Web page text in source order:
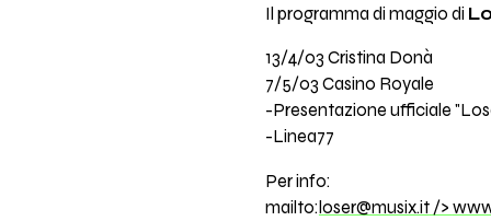
Il programma di maggio di
13/4/03 Cristina Donà
7/5/03 Casino Royale
-Presentazione ufficiale
-Linea77
Per info:
mailto:loser@musix.it/>